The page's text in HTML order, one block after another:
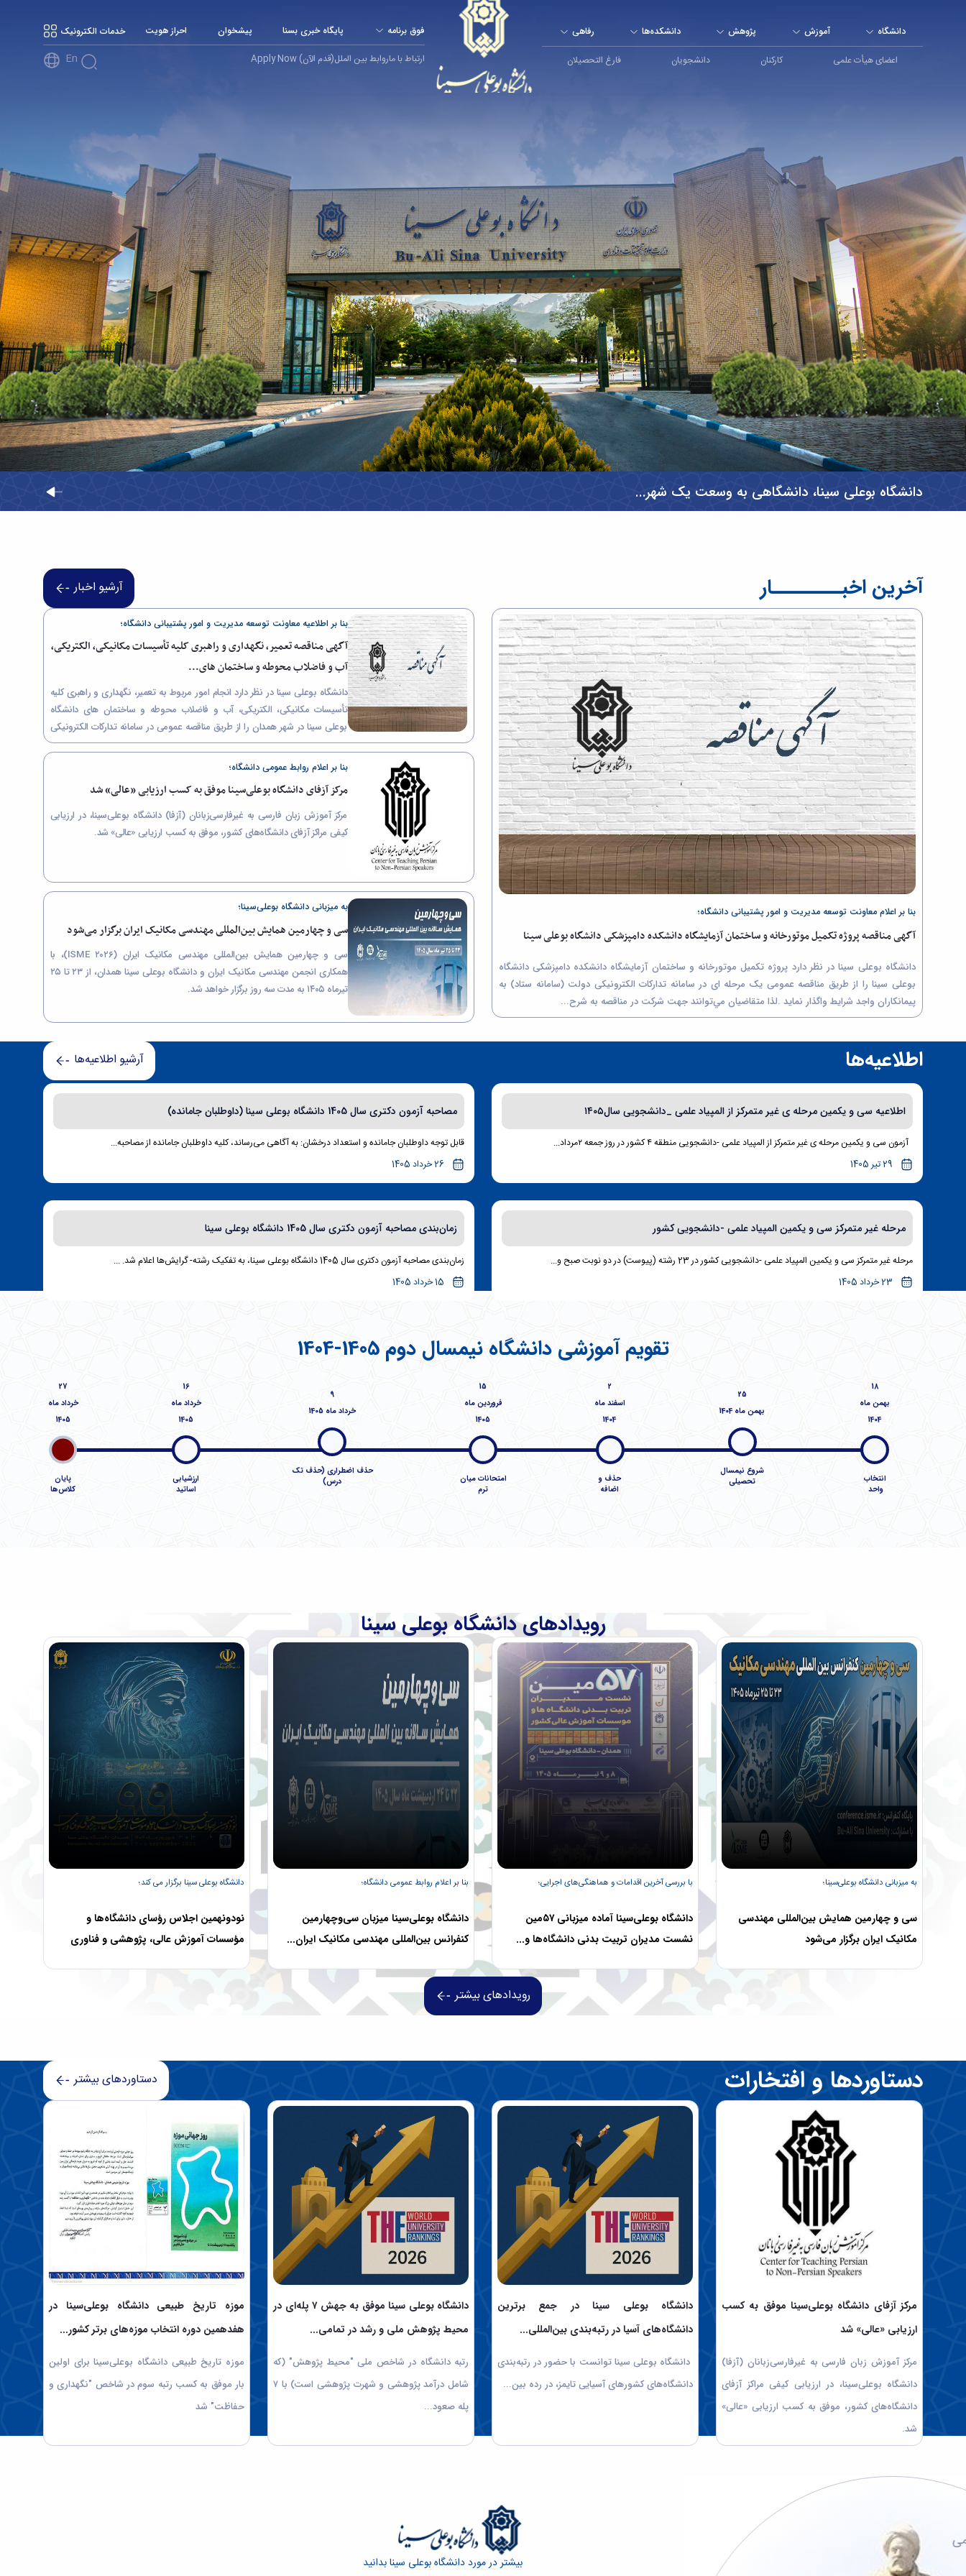
دانشگاه آموزش پژوهش دانشکده‌ها رفاهی
اعضای هیأت علمی کارکنان دانشجویان فارغ التحصیلان
فوق برنامه پایگاه خبری بسنا پیشخوان احراز هویت خدمات الکترونیک
ارتباط با ماروابط بین الملل(قدم الآن) Apply Now En
دانشگاه بوعلی سینا، دانشگاهی به وسعت یک شهر...
آخرین اخبــــــــار آرشیو اخبار
بنا بر اعلام معاونت توسعه مدیریت و امور پشتیبانی دانشگاه؛
آگهی مناقصه پروژه تکمیل موتورخانه و ساختمان آزمایشگاه دانشکده دامپزشکی دانشگاه بوعلی سینا
دانشگاه بوعلی سینا در نظر دارد پروژه تکمیل موتورخانه و ساختمان آزمایشگاه دانشکده دامپزشکی دانشگاه
بوعلی سینا را از طريق مناقصه عمومی یک مرحله ای در سامانه تدارکات الکترونیکی دولت (سامانه ستاد) به
پیمانکاران واجد شرایط واگذار نماید .لذا متقاضيان مي‌توانند جهت شركت در مناقصه به شرح...
بنا بر اطلاعیه معاونت توسعه مدیریت و امور پشتیبانی دانشگاه؛
آگهی مناقصه تعمیر، نگهداری و راهبری کلیه تأسیسات مکانیکی، الکتریکی،
آب و فاضلاب محوطه و ساختمان های...
دانشگاه بوعلی سینا در نظر دارد انجام امور مربوط به تعمیر، نگهداری و راهبری کلیه
تأسیسات مکانیکی، الکتریکی، آب و فاضلاب محوطه و ساختمان های دانشگاه
بوعلی سینا در شهر همدان را از طريق مناقصه عمومی در سامانه تدارکات الکترونیکی
دولت (ستاد ایران) به پیمانکاران واجد شرایط واگذار نماید.
بنا بر اعلام روابط عمومی دانشگاه؛
مرکز آزفای دانشگاه بوعلی‌سینا موفق به کسب ارزیابی «عالی» شد
مرکز آموزش زبان فارسی به غیرفارسی‌زبانان (آزفا) دانشگاه بوعلی‌سینا، در ارزیابی
کیفی مراکز آزفای دانشگاه‌های کشور، موفق به کسب ارزیابی «عالی» شد.
به میزبانی دانشگاه بوعلی‌سینا؛
سی و چهارمین همایش بین‌المللی مهندسی مکانیک ایران برگزار می‌شود
سی و چهارمین همایش بین‌المللی مهندسی مکانیک ایران (ISME ۲۰۲۶)، با
همکاری انجمن مهندسی مکانیک ایران و دانشگاه بوعلی سینا همدان، از ۲۳ تا ۲۵
تیرماه ۱۴۰۵ به مدت سه روز برگزار خواهد شد.
اطلاعیه‌ها آرشیو اطلاعیه‌ها
اطلاعیه سی و یکمین مرحله ی غیر متمرکز از المپیاد علمی _دانشجویی سال۱۴۰۵
آزمون سی و یکمین مرحله ی غیر متمرکز از المپیاد علمی -دانشجویی منطقه ۴ کشور در روز جمعه ۲مرداد...
29 تیر 1405
مصاحبه آزمون دکتری سال 1405 دانشگاه بوعلی سینا (داوطلبان جامانده)
قابل توجه داوطلبان جامانده و استعداد درخشان: به آگاهی می‌رساند، کلیه داوطلبان جامانده از مصاحبه...
26 خرداد 1405
مرحله غیر متمرکز سی و یکمین المپیاد علمی -دانشجویی کشور
مرحله غیر متمرکز سی و یکمین المپیاد علمی -دانشجویی کشور در 23 رشته (پیوست) در دو نوبت صبح و...
23 خرداد 1405
زمان‌بندی مصاحبه آزمون دکتری سال 1405 دانشگاه بوعلی سینا
زمان‌بندی مصاحبه آزمون دکتری سال 1405 دانشگاه بوعلی سینا، به تفکیک رشته- گرایش‌ها اعلام شد. ...
15 خرداد 1405
تقویم آموزشی دانشگاه نیمسال دوم 1405-1404
18
بهمن‌ ماه
1404
انتخاب
واحد
25
بهمن ماه 1404
شروع نیمسال
تحصیلی
2
اسفند ماه
1404
حذف و
اضافه
15
فروردین ماه
1405
امتحانات میان
ترم
9
خرداد ماه 1405
حذف اضطراری (حذف تک
درس)
16
خرداد ماه
1405
ارزشیابی
اساتید
27
خرداد ماه
1405
پایان
کلاس‌ها
رویدادهای دانشگاه بوعلی سینا
به میزبانی دانشگاه بوعلی‌سینا؛
سی و چهارمین همایش بین‌المللی مهندسی
مکانیک ایران برگزار می‌شود
با بررسی آخرین اقدامات و هماهنگی‌های اجرایی؛
دانشگاه بوعلی‌سینا آماده میزبانی ۵۷مین
نشست مدیران تربیت بدنی دانشگاه‌ها و...
بنا بر اعلام روابط عمومی دانشگاه؛
دانشگاه بوعلی‌سینا میزبان سی‌وچهارمین
کنفرانس بین‌المللی مهندسی مکانیک ایران...
دانشگاه بوعلی سینا برگزار می کند؛
نودونهمین اجلاس رؤسای دانشگاه‌ها و
مؤسسات آموزش عالی، پژوهشی و فناوری
رویدادهای بیشتر
دستاوردها و افتخارات دستاوردهای بیشتر
مرکز آزفای دانشگاه بوعلی‌سینا موفق به کسب
ارزیابی «عالی» شد
مرکز آموزش زبان فارسی به غیرفارسی‌زبانان (آزفا)
دانشگاه بوعلی‌سینا، در ارزیابی کیفی مراکز آزفای
دانشگاه‌های کشور، موفق به کسب ارزیابی «عالی»
شد.
دانشگاه بوعلی سینا در جمع برترین
دانشگاه‌های آسیا در رتبه‌بندی بین‌المللی...
دانشگاه بوعلی سینا توانست با حضور در رتبه‌بندی
دانشگاه‌های کشورهای آسیایی تایمز، در رده بین...
دانشگاه‌ بوعلی سینا موفق به جهش ۷ پله‌ای در
محیط پژوهش ملی و رشد در تمامی...
رتبه دانشگاه در شاخص ملی "محیط پژوهش" (که
شامل درآمد پژوهشی و شهرت پژوهشی است) با ۷
پله صعود...
موزه تاریخ طبیعی دانشگاه بوعلی‌سینا در
هفدهمین دوره انتخاب موزه‌های برتر کشور...
موزه تاریخ طبیعی دانشگاه بوعلی‌سینا برای اولین
بار موفق به کسب رتبه سوم در شاخص "نگهداری و
حفاظت" شد
70
گروه آموزشی
بیشتر در مورد دانشگاه بوعلی سینا بدانید